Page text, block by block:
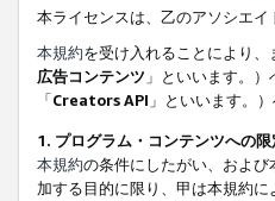
本ライセンスは、乙のアソシエ
本規約を受け入れることにより
広告コンテンツ 」といいます。
「Creators API 」といいます。
1. プログラム・コンテンツへの
本規約の条件にしたがい、およ
加する目的に限り、甲は本規約